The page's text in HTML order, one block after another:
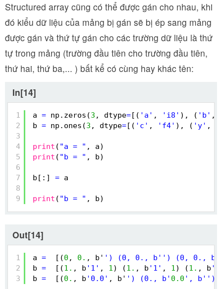
Structured array cũng có thể được gán cho nhau, khi
đó kiểu dữ liệu của mảng bị gán sẽ bị ép sang mảng
được gán và thứ tự gán cho các trường dữ liệu là thứ
tự trong mảng (trường đầu tiên cho trường đầu tiên,
thứ hai, thứ ba,... ) bất kể có cùng hay khác tên:
In[14]
1
2
3
4
5
6
7
8
9
a = np.zeros(3 , dtype=[( 'a' , 'i8' ), ( 'b' ,
b = np.ones(3 , dtype=[( 'c' , 'f4' ), ( 'y' ,
print ( "a = " , a)
print ( "b = " , b)
b[:] = a
print ( "b = " , b)
Out[14]
1
2
3
a = [(0 , 0. , b' ') (0, 0., b' ') (0, 0., b'
b = [(1. , b '1' , 1) (1. , b '1' , 1) (1. , b
b = [(0. , b '0.0' , b' ') (0., b' 0.0 ', b' ')